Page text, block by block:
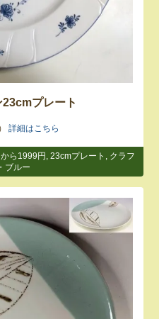
プレート
詳細はこちら
ら1999円 ,23cmプレート
クラフ
ブルー